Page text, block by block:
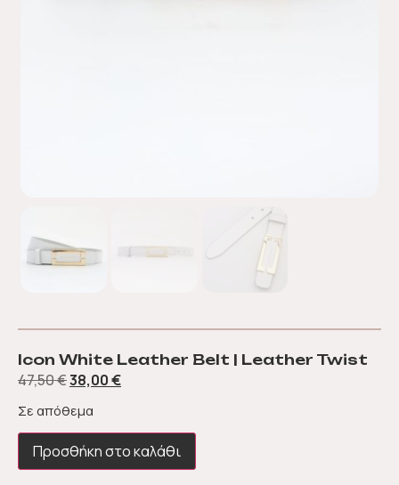
Icon White Leather Belt | Leather Twist
47,50€38,00€
Σε απόθεμα
Προσθήκη στο καλάθι